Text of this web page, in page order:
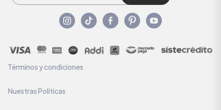
Términos y condiciones
Nuestras Políticas